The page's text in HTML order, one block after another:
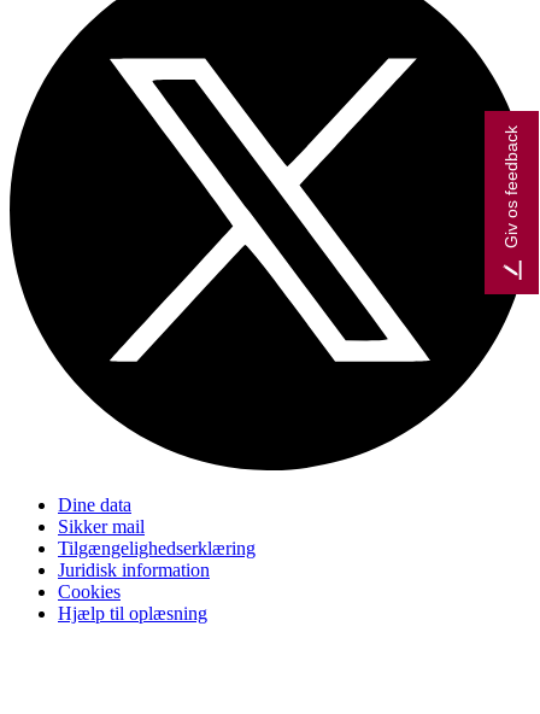
Dine data
Sikker mail
Tilgængelighedserklæring
Juridisk information
Cookies
Hjælp til oplæsning
Giv os feedback